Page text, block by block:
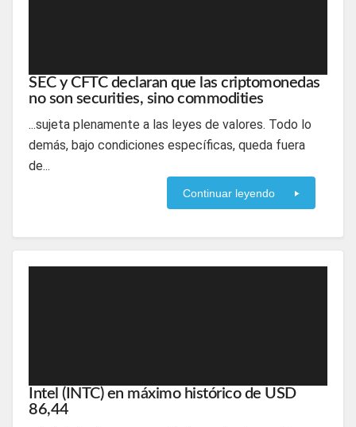
SEC y CFTC declaran que las criptomonedas
no son securities, sino commodities
...sujeta plenamente a las leyes de valores. Todo lo
demás, bajo condiciones específicas, queda fuera
de...
Continuar leyendo
Intel (INTC) en máximo histórico de USD
86,44